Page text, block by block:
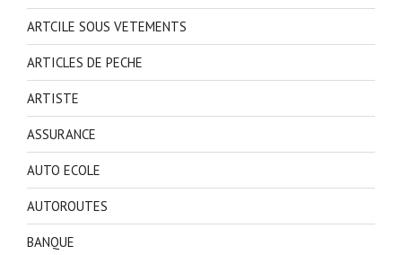
ARTCILE SOUS VETEMENTS
ARTICLES DE PECHE
ARTISTE
ASSURANCE
AUTO ECOLE
AUTOROUTES
BANQUE